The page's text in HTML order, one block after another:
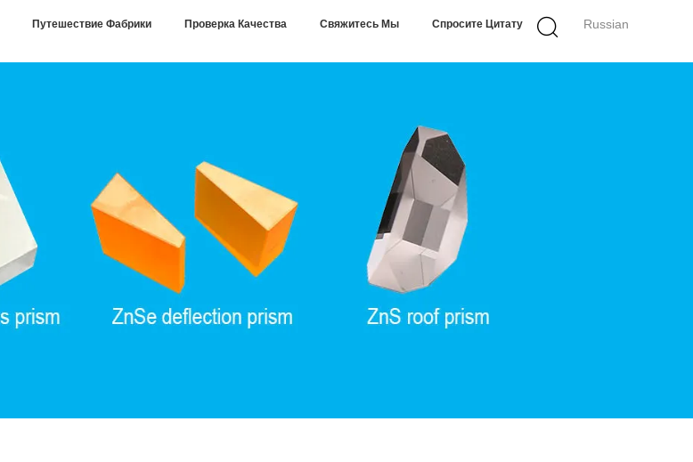
Russian
Путешествие Фабрики Проверка Качества Свяжитесь Мы Спросите Цитату